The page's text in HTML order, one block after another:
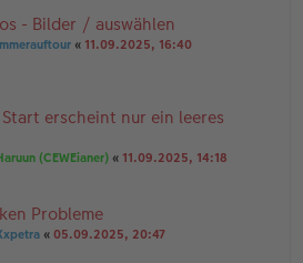
- Bilder / auswählen
« 11.09.2025, 16:40
erscheint nur ein leeres
(CEWEianer) « 11.09.2025, 14:18
Probleme
« 05.09.2025, 20:47